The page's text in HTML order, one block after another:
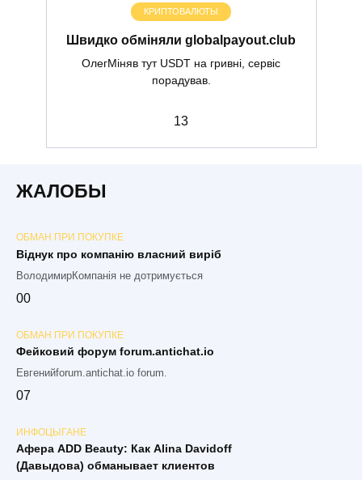
КРИПТОВАЛЮТЫ
Швидко обміняли globalpayout.club
ОлегМіняв тут USDT на гривні, сервіс
порадував.
13
ЖАЛОБЫ
ОБМАН ПРИ ПОКУПКЕ
Віднук про компанію власний виріб
ВолодимирКомпанія не дотримується
00
ОБМАН ПРИ ПОКУПКЕ
Фейковий форум forum.antichat.io
Евгенийforum.antichat.io forum.
07
ИНФОЦЫГАНЕ
Афера ADD Beauty: Как Alina Davidoff
(Давыдова) обманывает клиентов